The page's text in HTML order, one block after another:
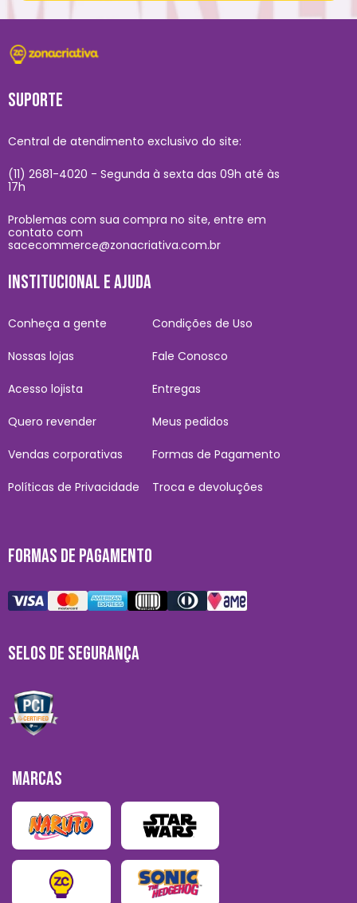
SUPORTE
Central de atendimento exclusivo do site:
(11) 2681-4020 - Segunda à sexta das 09h até às
17h
Problemas com sua compra no site, entre em
contato com
sacecommerce@zonacriativa.com.br
INSTITUCIONAL E AJUDA
Conheça a gente
Nossas lojas
Acesso lojista
Quero revender
Vendas corporativas
Políticas de Privacidade
Condições de Uso
Fale Conosco
Entregas
Meus pedidos
Formas de Pagamento
Troca e devoluções
FORMAS DE PAGAMENTO
SELOS DE SEGURANÇA
MARCAS